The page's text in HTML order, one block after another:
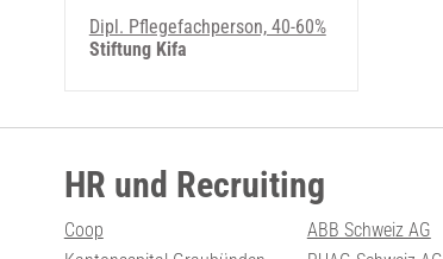
Dipl. Pflegefachperson, 40-60%
Stiftung Kifa
HR und Recruiting
Coop ABB Schweiz AG